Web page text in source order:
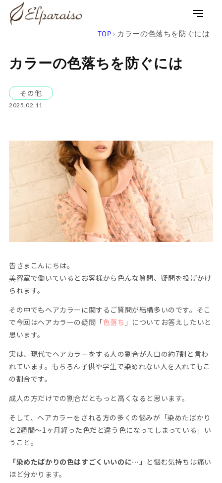
コンテ
ンツに
進む
ト
TOP › カラーの色落ちを防ぐには
カラーの色落ちを防ぐには
その他
2025.02.11
皆さまこんにちは。
美容室で働いているとお客様から色んな質問、疑問を投げかけ
られます。
その中でもヘアカラーに関するご質問が結構多いのです。そこ
で今回はヘアカラーの疑問「色落ち 」についてお答えしたいと
思います。
実は、現代でヘアカラーをする人の割合が人口の約7割と言わ
れています。もちろん子供や学生で染めれない人を入れてもこ
の割合です。
成人の方だけでの割合だともっと高くなると思います。
そして、ヘアカラーをされる方の多くの悩みが「染めたばかり
と2週間〜1ヶ月経った色だと違う色になってしまっている」い
うこと。
「染めたばかりの色はすごくいいのに…」 と悩む気持ちは痛い
ほど分かります。